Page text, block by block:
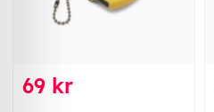
69 kr